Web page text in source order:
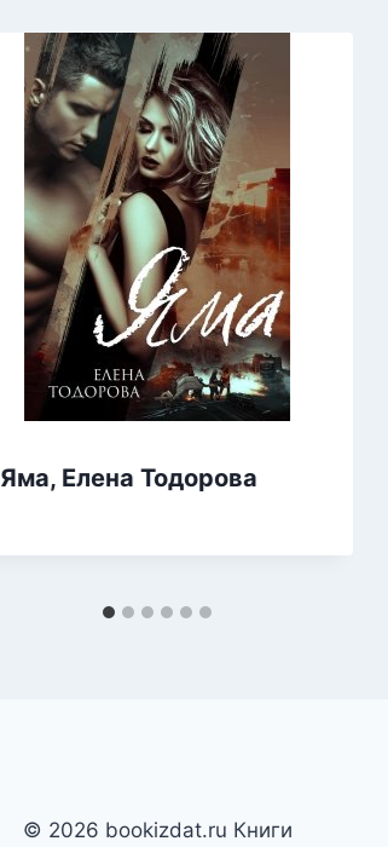
Яма, Елена Тодорова
© 2026 bookizdat.ru Книги